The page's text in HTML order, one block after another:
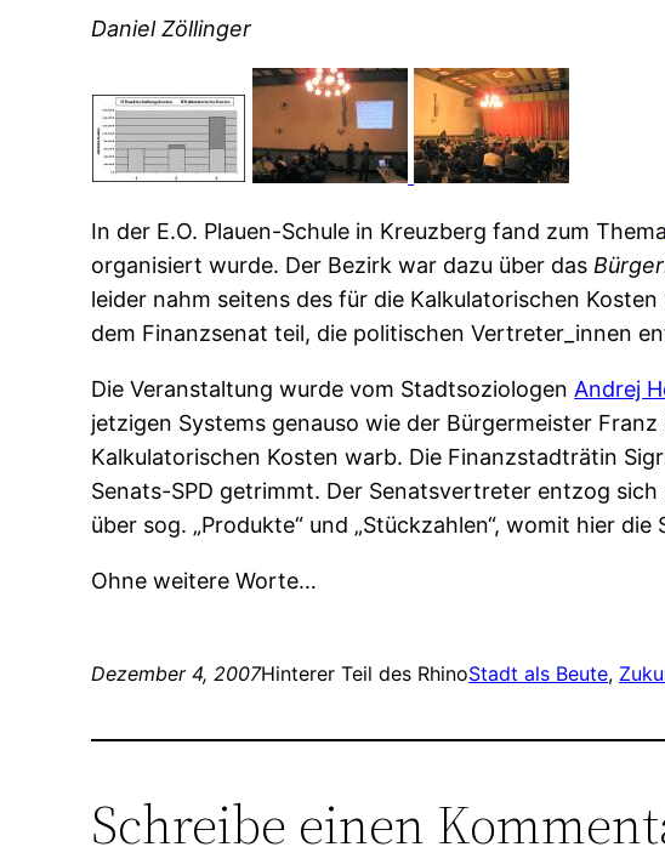
Daniel Zöllinger
In der E.O. Plauen-Schule in Kreuzberg fand zum Thema
organisiert wurde. Der Bezirk war dazu über das
leider nahm seitens des für die Kalkulatorischen
dem Finanzsenat teil, die politischen Vertreter_innen
Die Veranstaltung wurde vom Stadtsoziologen Andrej
jetzigen Systems genauso wie der Bürgermeister
Kalkulatorischen Kosten warb. Die Finanzstadträtin
Senats-SPD getrimmt. Der Senatsvertreter entzog
über sog. „Produkte“ und „Stückzahlen“, womit hier
Ohne weitere Worte…
Dezember 4, 2007Hinterer Teil des RhinoStadt als Beute,
Schreibe einen